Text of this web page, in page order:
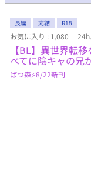
長編 完結 R18
お気に入り : 1,080
【BL】異世界転
べてに陰キャの兄
ばつ森⚡️8/22新刊